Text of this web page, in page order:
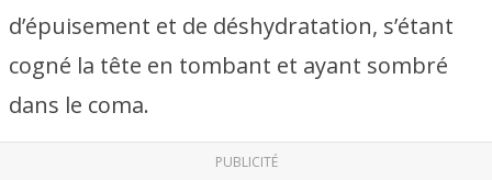
d’épuisement et de déshydratation, s’étant
cogné la tête en tombant et ayant sombré
dans le coma.
PUBLICITÉ